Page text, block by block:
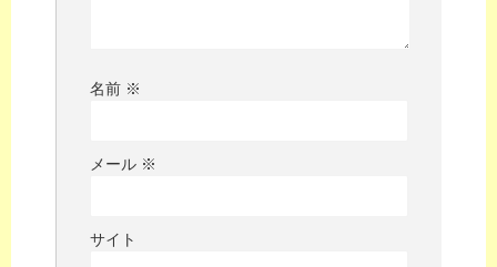
名前 ※
メール ※
サイト